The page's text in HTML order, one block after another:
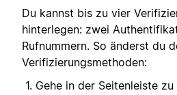
Du kannst bis zu vier
hinterlegen: zwei
Rufnummern. So änderst du
Verifizierungsmethoden:
Gehe in der Seitenleiste zu